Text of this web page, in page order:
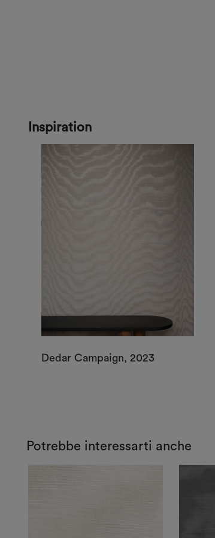
Inspiration
Dedar Campaign, 2023
Potrebbe interessarti anche